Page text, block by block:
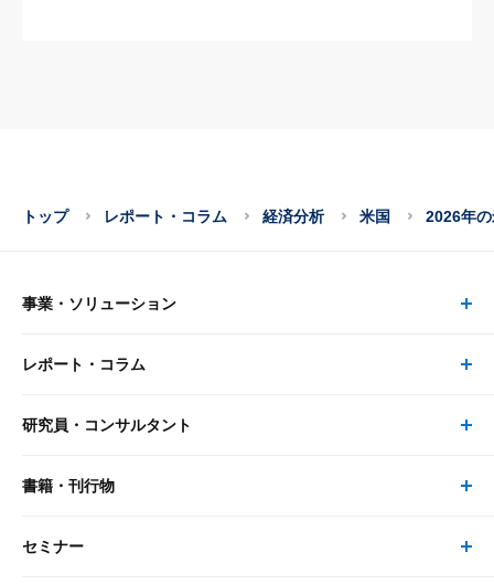
トップ レポート・コラム 経済分析 米国 2026年
事業・ソリューション
事業・ソリューション トップ
リサーチ
レポート・コラム
レポート・コラム トップ
最新のレポート・コラム
研究員・コンサルタント
研究員・コンサルタント トップ
研究員
書籍・刊行物
書籍・刊行物 トップ
セミナー